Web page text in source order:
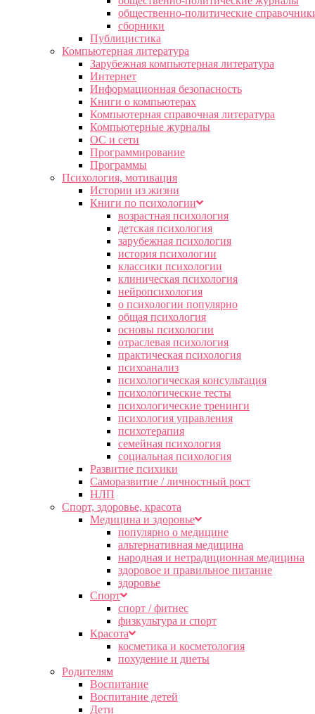
общественно-политические
сборники
Публицистика
Компьютерная литература
Зарубежная компьютерная литература
Интернет
Информационная безопасность
Книги о компьютерах
Компьютерная справочная литература
Компьютерные журналы
ОС и сети
Программирование
Программы
Психология, мотивация
Истории из жизни
Книги по психологии
возрастная психология
детская психология
зарубежная психология
история психологии
классики психологии
клиническая психология
нейропсихология
о психологии популярно
общая психология
основы психологии
отраслевая психология
практическая психология
психоанализ
психологическая консультация
психологические тесты
психологические тренинги
психология управления
психотерапия
семейная психология
социальная психология
Развитие психики
Саморазвитие / личностный рост
НЛП
Спорт, здоровье, красота
Медицина и здоровье
популярно о медицине
альтернативная медицина
народная и нетрадиционная медицина
здоровое и правильное питание
здоровье
Спорт
спорт / фитнес
физкультура и спорт
Красота
косметика и косметология
похудение и диеты
Родителям
Воспитание
Воспитание детей
Дети